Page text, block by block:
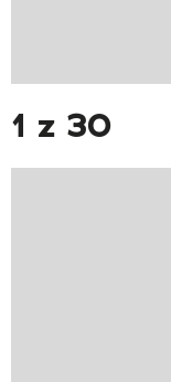
1 z 30